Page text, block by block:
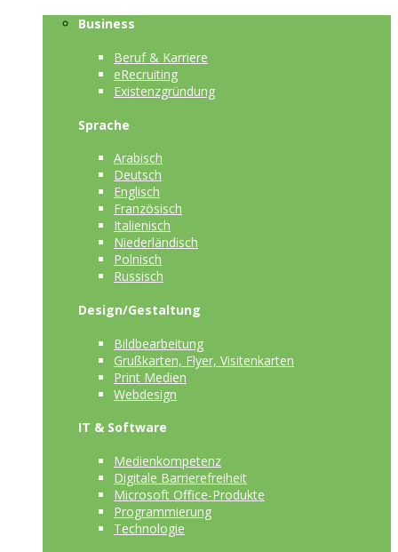
Business
Beruf & Karriere
eRecruiting
Existenzgründung
Sprache
Arabisch
Deutsch
Englisch
Französisch
Italienisch
Niederländisch
Polnisch
Russisch
Design/Gestaltung
Bildbearbeitung
Grußkarten, Flyer, Visitenkarten
Print Medien
Webdesign
IT & Software
Medienkompetenz
Digitale Barrierefreiheit
Microsoft Office-Produkte
Programmierung
Technologie